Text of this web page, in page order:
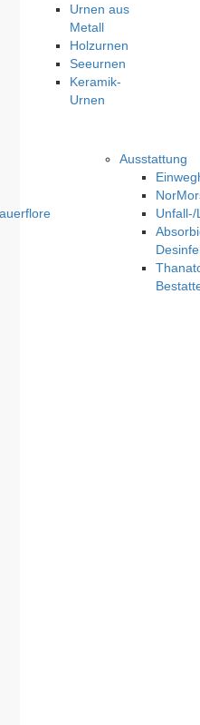
Urnen aus
Metall
Holzurnen
Seeurnen
Keramik-
Urnen
Ausstattung
Unfall-/